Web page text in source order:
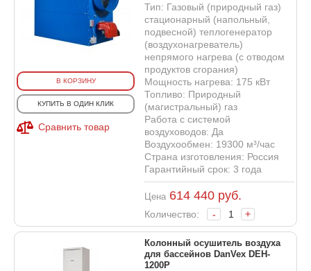
В КОРЗИНУ
КУПИТЬ В ОДИН КЛИК
Сравнить товар
Тип: Газовый (природный газ)
стационарный (напольный,
подвесной) теплогенератор
(воздухонагреватель)
непрямого нагрева (с отводом
продуктов сгорания)
Мощность нагрева: 175 кВт
Топливо: Природный
(магистральный) газ
Работа с системой
воздуховодов: Да
Воздухообмен: 19300 м³/час
Страна изготовления: Россия
Гарантийный срок: 3 года
Цена 614 440 руб.
Количество: - +
Колонный осушитель воздуха
для бассейнов DanVex DEH-
1200P